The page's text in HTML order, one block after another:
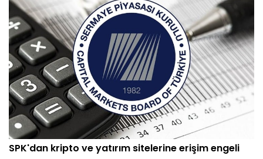
SPK'dan kripto ve yatırım sitelerine erişim engeli